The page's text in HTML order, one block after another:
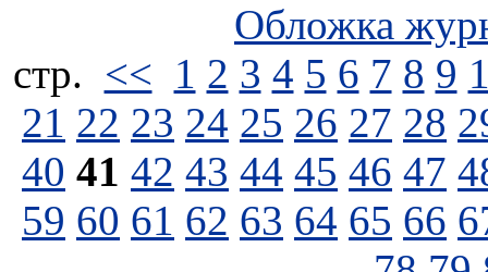
Обложка
стp. << 1 2 3 4 5 6 7 8 9
21 22 23 24 25 26 27 28
40 41 42 43 44 45 46 47
59 60 61 62 63 64 65 66